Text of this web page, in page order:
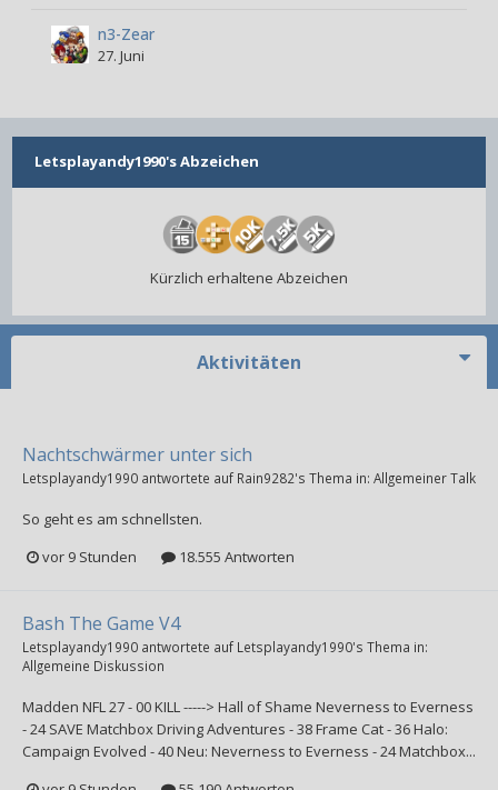
n3-Zear
27. Juni
Letsplayandy1990's Abzeichen
Kürzlich erhaltene Abzeichen
Aktivitäten
Nachtschwärmer unter sich
Letsplayandy1990 antwortete auf Rain9282's Thema in: Allgemeiner Talk
So geht es am schnellsten.
vor 9 Stunden
18.555 Antworten
Bash The Game V4
Letsplayandy1990 antwortete auf Letsplayandy1990's Thema in:
Allgemeine Diskussion
Madden NFL 27 - 00 KILL -----> Hall of Shame Neverness to Everness
- 24 SAVE Matchbox Driving Adventures - 38 Frame Cat - 36 Halo:
Campaign Evolved - 40 Neu: Neverness to Everness - 24 Matchbox...